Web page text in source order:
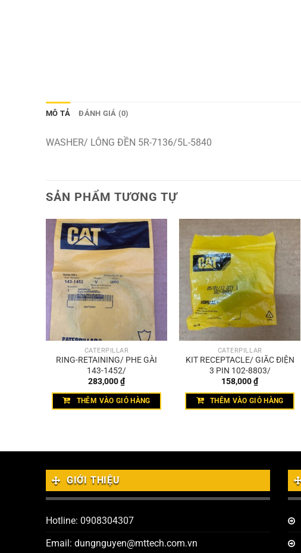
MÔ TẢ ĐÁNH GIÁ (0)
WASHER/ LÔNG ĐỀN 5R-7136/5L-5840
SẢN PHẨM TƯƠNG TỰ
CATERPILLAR
RING-RETAINING/ PHE GÀI
143-1452/
283,000₫
THÊM VÀO GIỎ HÀNG
CATERPILLAR
KIT RECEPTACLE/ GIẮC ĐIỆN
3 PIN 102-8803/
158,000₫
THÊM VÀO GIỎ HÀNG
GIỚI THIỆU
Hotline: 0908304307
Email: dungnguyen@mttech.com.vn